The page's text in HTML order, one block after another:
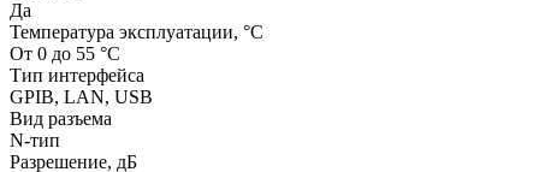
Да
Температура эксплуатации, °С
От 0 до 55 °С
Тип интерфейса
GPIB, LAN, USB
Вид разъема
N-тип
Разрешение, дБ